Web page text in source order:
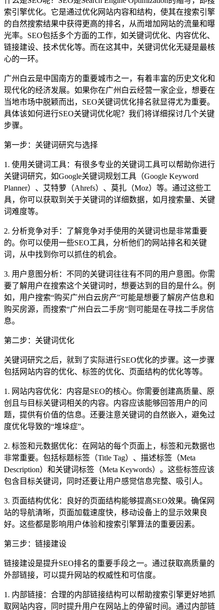
索引擎优化。它是通过优化网站内容和结构，使其在搜索引擎
的自然搜索结果中获得更高的排名，从而增加网站的流量和曝
光率。SEO包括多个方面的工作，如关键词优化、内容优化、
链接建设、技术优化等。而在这其中，关键词优化无疑是最核
心的一环。
广州白云是中国南方的重要城市之一，有着丰富的历史文化和
现代化的经济发展。如果你在广州白云经营一家企业，想要在
当地市场中脱颖而出，SEO关键词优化排名就显得尤为重要。
具体该如何进行SEO关键词优化呢？我们将详细探讨几个关键
步骤。
第一步：关键词研究与选择
1. 使用关键词工具：有很多专业的关键词工具可以帮助你进行
关键词研究，如Google关键词规划工具（Google Keyword
Planner）、艾特萝（Ahrefs）、莫扎（Moz）等。通过这些工
具，你可以获取到关于关键词的详细数据，如月搜索量、关键
词难度等。
2. 分析竞争对手：了解竞争对手使用的关键词也是非常重要
的。你可以使用一些SEO工具，分析他们的网站排名和关键
词，从中找到你可以抓住的机会。
3. 用户意图分析：不同的关键词往往有不同的用户意图。你需
要了解用户在搜索这个关键词时，想要达到的目的是什么。例
如，用户搜索“购买广州白云房产”可能是想要了解房产信息和
购买房源，而搜索“广州白云二手房”则可能是在寻找二手房信
息。
第二步：关键词优化
关键词研究之后，就到了实际进行SEO优化的步骤。这一步骤
包括网站内容的优化、标签的优化、页面结构的优化等等。
1. 网站内容优化：内容是SEO的核心。你需要创建高质量、原
创且与目标关键词相关的内容。内容应该能够回答用户的问
题，提供有价值的信息。还要注意关键词的自然嵌入，避免过
度优化导致的“堆垛症”。
2. 标签和元数据优化：在网站的每个页面上，标签和元数据也
非常重要。包括标题标签（Title Tag）、描述标签（Meta
Description）和关键词标签（Meta Keywords）。这些标签应该
包含目标关键词，同时还要让用户感觉信息完整、吸引人。
3. 页面结构优化：良好的页面结构能够提高SEO效果。确保网
站的导航清晰，页面加载速度快，移动设备上的显示效果良
好。这些都是影响用户体验和搜索引擎算法的重要因素。
第三步：链接建设
链接建设是提升SEO排名的重要手段之一。通过获取高质量的
外部链接，可以提升网站的权威性和可信度。
1. 内部链接：合理的内部链接结构可以帮助搜索引擎更好地抓
取网站内容，同时提升用户在网站上的停留时间。通过内部链